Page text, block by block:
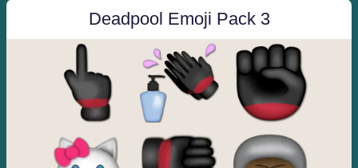
Deadpool Emoji Pack 3